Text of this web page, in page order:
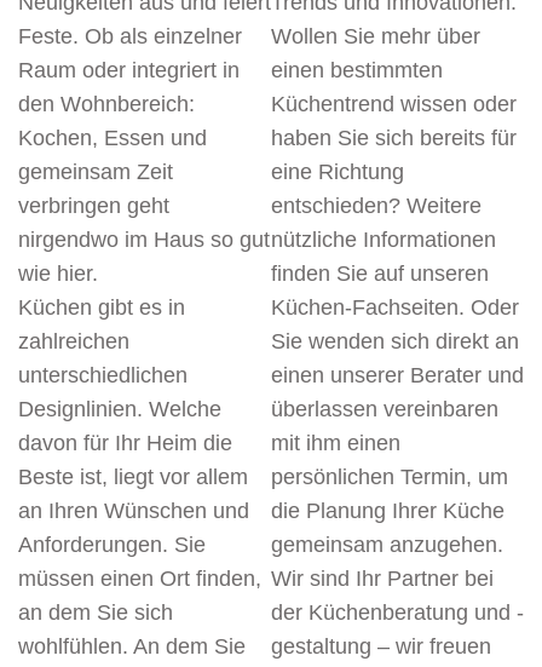
Feste. Ob als einzelner
Raum oder integriert in
den Wohnbereich:
Kochen, Essen und
gemeinsam Zeit
verbringen geht
nirgendwo im Haus so gut
wie hier.
Küchen gibt es in
zahlreichen
unterschiedlichen
Designlinien. Welche
davon für Ihr Heim die
Beste ist, liegt vor allem
an Ihren Wünschen und
Anforderungen. Sie
müssen einen Ort finden,
an dem Sie sich
wohlfühlen. An dem Sie
Wollen Sie mehr über
einen bestimmten
Küchentrend wissen oder
haben Sie sich bereits für
eine Richtung
entschieden? Weitere
nützliche Informationen
finden Sie auf unseren
Küchen-Fachseiten. Oder
Sie wenden sich direkt an
einen unserer Berater und
überlassen vereinbaren
mit ihm einen
persönlichen Termin, um
die Planung Ihrer Küche
gemeinsam anzugehen.
Wir sind Ihr Partner bei
der Küchenberatung und -
gestaltung – wir freuen